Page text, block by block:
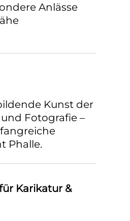
Anlässe
Kunst der
Fotografie –
Phalle.
Karikatur &